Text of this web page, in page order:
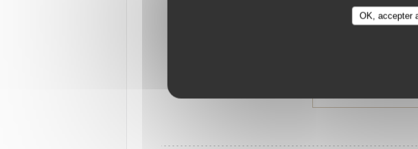
OK, accepter
devenu aujourd’hui le
les penseurs et les